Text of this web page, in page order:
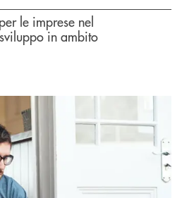
le imprese nel
in ambito